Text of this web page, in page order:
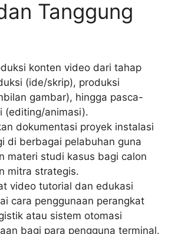
Tanggung
konten video dari tahap
(ide/skrip), produksi
gambar), hingga pasca-
(editing/animasi).
dokumentasi proyek instalasi
di berbagai pelabuhan guna
materi studi kasus bagi calon
mitra strategis.
video tutorial dan edukasi
cara penggunaan perangkat
atau sistem otomasi
bagi para pengguna terminal.